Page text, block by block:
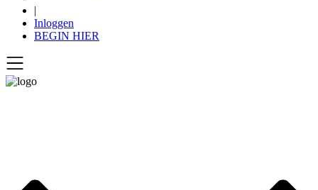
|
Inloggen
BEGIN HIER